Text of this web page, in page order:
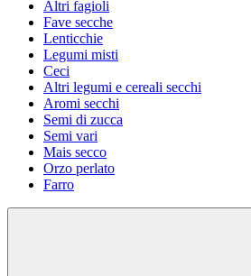
Altri fagioli
Fave secche
Lenticchie
Legumi misti
Ceci
Altri legumi e cereali secchi
Aromi secchi
Semi di zucca
Semi vari
Mais secco
Orzo perlato
Farro